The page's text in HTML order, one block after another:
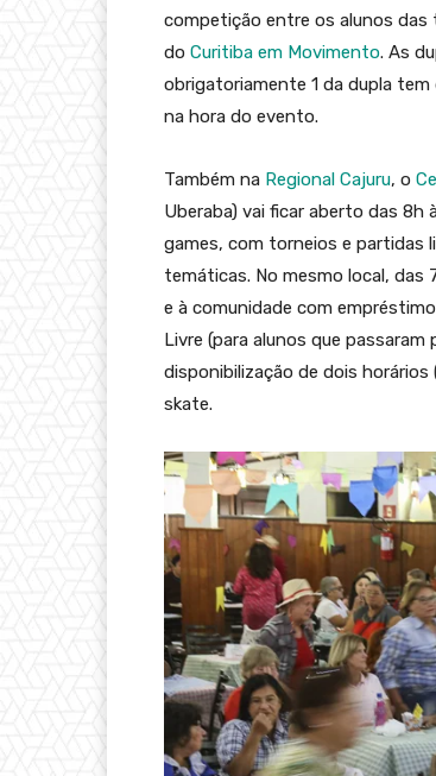
competição entre os alunos das
do Curitiba em Movimento. As
obrigatoriamente 1 da dupla
na hora do evento.
Também na Regional Cajuru, o
Uberaba) vai ficar aberto das 8h
games, com torneios e partidas
temáticas. No mesmo local, das
e à comunidade com
Livre (para alunos que
disponibilização de dois horários
skate.